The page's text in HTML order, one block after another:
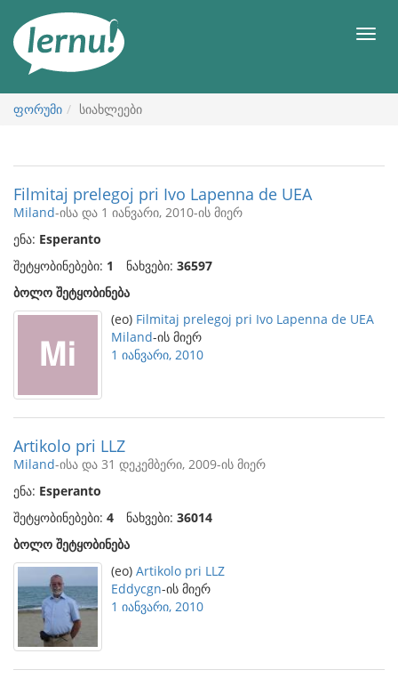
ნახვა
მენიუ
ფორუმი სიახლეები
Filmitaj prelegoj pri Ivo Lapenna de UEA
Miland-ისა და 1 იანვარი, 2010-ის მიერ
ენა: Esperanto
შეტყობინებები: 1 ნახვები: 36597
ბოლო შეტყობინება
(eo) Filmitaj prelegoj pri Ivo Lapenna de UEA
Miland-ის მიერ
1 იანვარი, 2010
Artikolo pri LLZ
Miland-ისა და 31 დეკემბერი, 2009-ის მიერ
ენა: Esperanto
შეტყობინებები: 4 ნახვები: 36014
ბოლო შეტყობინება
(eo) Artikolo pri LLZ
Eddycgn-ის მიერ
1 იანვარი, 2010